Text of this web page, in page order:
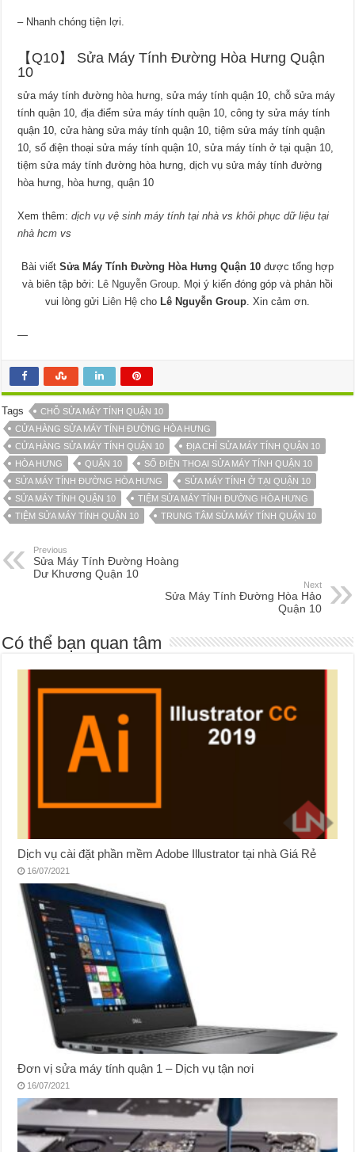
– Nhanh chóng tiện lợi.
【Q10】 Sửa Máy Tính Đường Hòa Hưng Quận
10
sửa máy tính đường hòa hưng, sửa máy tính quận 10, chỗ sửa máy
tính quận 10, địa điểm sửa máy tính quận 10, công ty sửa máy tính
quận 10, cửa hàng sửa máy tính quận 10, tiệm sửa máy tính quận
10, số điện thoại sửa máy tính quận 10, sửa máy tính ở tại quận 10,
tiệm sửa máy tính đường hòa hưng, dịch vụ sửa máy tính đường
hòa hưng, hòa hưng, quận 10
Xem thêm:dịch vụ vệ sinh máy tính tại nhà vskhôi phục dữ liệu tại
nhà hcm vs
Bài viết Sửa Máy Tính Đường Hòa Hưng Quận 10 được tổng hợp
và biên tập bởi: Lê Nguyễn Group. Mọi ý kiến đóng góp và phản hồi
vui lòng gửi Liên Hệcho Lê Nguyễn Group. Xin cảm ơn.
—
Tags
CHỖ SỬA MÁY TÍNH QUẬN 10
CỬA HÀNG SỬA MÁY TÍNH ĐƯỜNG HÒA HƯNG
CỬA HÀNG SỬA MÁY TÍNH QUẬN 10
ĐỊA CHỈ SỬA MÁY TÍNH QUẬN 10
HÒA HƯNG
QUẬN 10
SỐ ĐIỆN THOẠI SỬA MÁY TÍNH QUẬN 10
SỬA MÁY TÍNH ĐƯỜNG HÒA HƯNG
SỬA MÁY TÍNH Ở TẠI QUẬN 10
SỬA MÁY TÍNH QUẬN 10
TIỆM SỬA MÁY TÍNH ĐƯỜNG HÒA HƯNG
TIỆM SỬA MÁY TÍNH QUẬN 10
TRUNG TÂM SỬA MÁY TÍNH QUẬN 10
Previous
Sửa Máy Tính Đường Hoàng
Dư Khương Quận 10
Next
Sửa Máy Tính Đường Hòa Hảo
Quận 10
Có thể bạn quan tâm
Dịch vụ cài đặt phần mềm Adobe Illustrator tại nhà Giá Rẻ
16/07/2021
Đơn vị sửa máy tính quận 1 – Dịch vụ tận nơi
16/07/2021